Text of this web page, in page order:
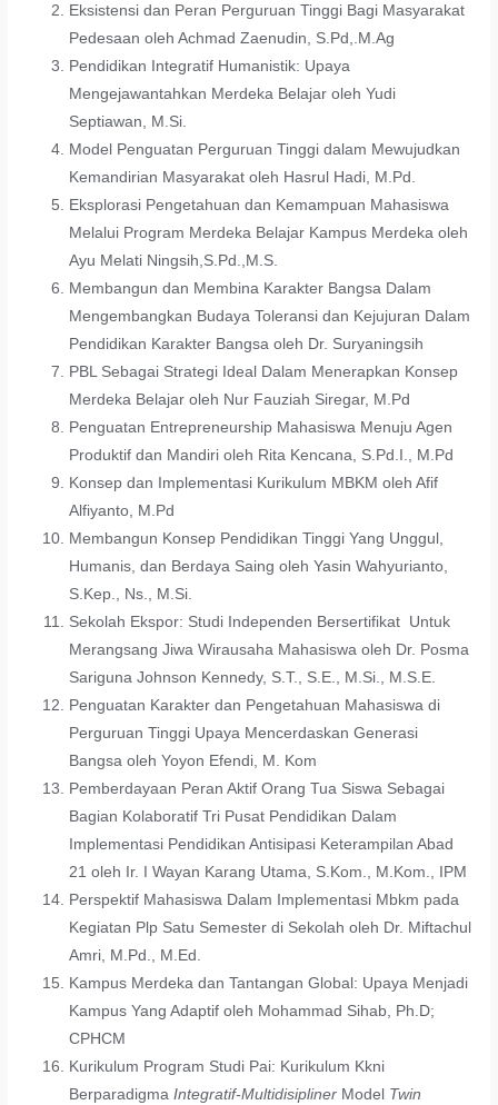
Eksistensi dan Peran Perguruan Tinggi Bagi Masyarakat
Pedesaan oleh Achmad Zaenudin, S.Pd,.M.Ag
Pendidikan Integratif Humanistik: Upaya
Mengejawantahkan Merdeka Belajar oleh Yudi
Septiawan, M.Si.
Model Penguatan Perguruan Tinggi dalam Mewujudkan
Kemandirian Masyarakat oleh Hasrul Hadi, M.Pd.
Eksplorasi Pengetahuan dan Kemampuan Mahasiswa
Melalui Program Merdeka Belajar Kampus Merdeka oleh
Ayu Melati Ningsih,S.Pd.,M.S.
Membangun dan Membina Karakter Bangsa Dalam
Mengembangkan Budaya Toleransi dan Kejujuran Dalam
Pendidikan Karakter Bangsa oleh Dr. Suryaningsih
PBL Sebagai Strategi Ideal Dalam Menerapkan Konsep
Merdeka Belajar oleh Nur Fauziah Siregar, M.Pd
Penguatan Entrepreneurship Mahasiswa Menuju Agen
Produktif dan Mandiri oleh Rita Kencana, S.Pd.I., M.Pd
Konsep dan Implementasi Kurikulum MBKM oleh Afif
Alfiyanto, M.Pd
Membangun Konsep Pendidikan Tinggi Yang Unggul,
Humanis, dan Berdaya Saing oleh Yasin Wahyurianto,
S.Kep., Ns., M.Si.
Sekolah Ekspor: Studi Independen Bersertifikat Untuk
Merangsang Jiwa Wirausaha Mahasiswa oleh Dr. Posma
Sariguna Johnson Kennedy, S.T., S.E., M.Si., M.S.E.
Penguatan Karakter dan Pengetahuan Mahasiswa di
Perguruan Tinggi Upaya Mencerdaskan Generasi
Bangsa oleh Yoyon Efendi, M. Kom
Pemberdayaan Peran Aktif Orang Tua Siswa Sebagai
Bagian Kolaboratif Tri Pusat Pendidikan Dalam
Implementasi Pendidikan Antisipasi Keterampilan Abad
21 oleh Ir. I Wayan Karang Utama, S.Kom., M.Kom., IPM
Perspektif Mahasiswa Dalam Implementasi Mbkm pada
Kegiatan Plp Satu Semester di Sekolah oleh Dr. Miftachul
Amri, M.Pd., M.Ed.
Kampus Merdeka dan Tantangan Global: Upaya Menjadi
Kampus Yang Adaptif oleh Mohammad Sihab, Ph.D;
CPHCM
Kurikulum Program Studi Pai: Kurikulum Kkni
BerparadigmaIntegratif-Multidisipliner Model Twin